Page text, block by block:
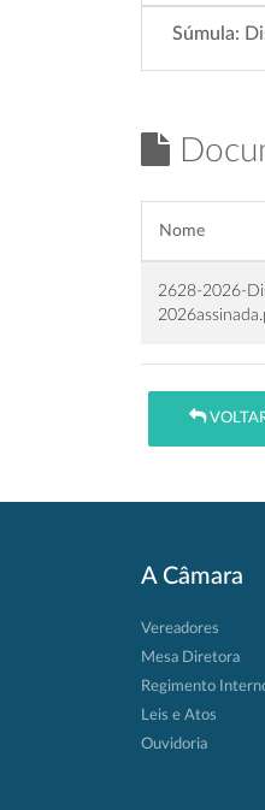
Súmula:
Nome
2628-2026-
A Câmara
Vereadores
Mesa Diretora
Regimento
Leis e Atos
Ouvidoria